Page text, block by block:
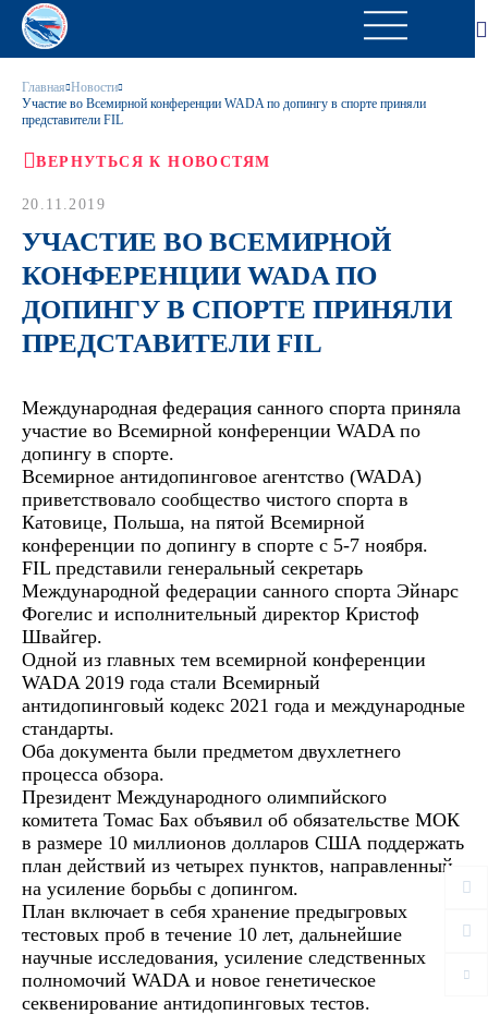
Главная Новости
Участие во Всемирной конференции WADA по допингу в спорте приняли
представители FIL
ВЕРНУТЬСЯ К НОВОСТЯМ
20.11.2019
УЧАСТИЕ ВО ВСЕМИРНОЙ
КОНФЕРЕНЦИИ WADA ПО
ДОПИНГУ В СПОРТЕ ПРИНЯЛИ
ПРЕДСТАВИТЕЛИ FIL
Международная федерация санного спорта приняла
участие во Всемирной конференции WADA по
допингу в спорте.
Всемирное антидопинговое агентство (WADA)
приветствовало сообщество чистого спорта в
Катовице, Польша, на пятой Всемирной
конференции по допингу в спорте с 5-7 ноября.
FIL представили генеральный секретарь
Международной федерации санного спорта Эйнарс
Фогелис и исполнительный директор Кристоф
Швайгер.
Одной из главных тем всемирной конференции
WADA 2019 года стали Всемирный
антидопинговый кодекс 2021 года и международные
стандарты.
Оба документа были предметом двухлетнего
процесса обзора.
Президент Международного олимпийского
комитета Томас Бах объявил об обязательстве МОК
в размере 10 миллионов долларов США поддержать
план действий из четырех пунктов, направленный
на усиление борьбы с допингом.
План включает в себя хранение предыгровых
тестовых проб в течение 10 лет, дальнейшие
научные исследования, усиление следственных
полномочий WADA и новое генетическое
секвенирование антидопинговых тестов.